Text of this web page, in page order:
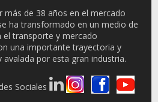
más de 38 años en el mercado
ha transformado en un medio de
transporte y mercado
una importante trayectoria y
avalada por esta gran industria.
Sociales